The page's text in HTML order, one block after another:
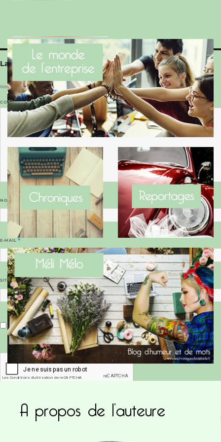
Laisser un commentaire
Votre adresse e-mail ne sera pas publiée.Les champs obligatoires sont indiqués avec
COMMENTAIRE*
NOM
E-MAIL*
SITE WEB
Enregistrer mon nom, mon e-mail et mon site dans le navigateur pour mon prochain commentaire.
Ce site utilise Akismet pour réduire les
A propos de l’auteure